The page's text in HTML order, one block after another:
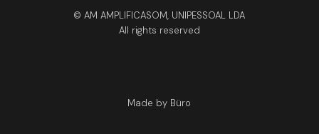
© AM AMPLIFICASOM, UNIPESSOAL LDA
All rights reserved
Made by Büro